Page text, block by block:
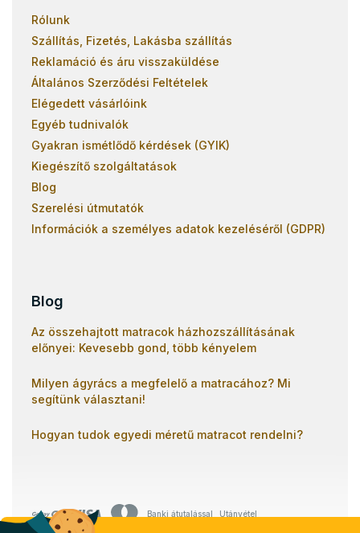
Rólunk
Szállítás, Fizetés, Lakásba szállítás
Reklamáció és áru visszaküldése
Általános Szerződési Feltételek
Elégedett vásárlóink
Egyéb tudnivalók
Gyakran ismétlődő kérdések (GYIK)
Kiegészítő szolgáltatások
Blog
Szerelési útmutatók
Információk a személyes adatok kezeléséről (GDPR)
Blog
Az összehajtott matracok házhozszállításának
előnyei: Kevesebb gond, több kényelem
Milyen ágyrács a megfelelő a matracához? Mi
segítünk választani!
Hogyan tudok egyedi méretű matracot rendelni?
Banki átutalással Utánvétel